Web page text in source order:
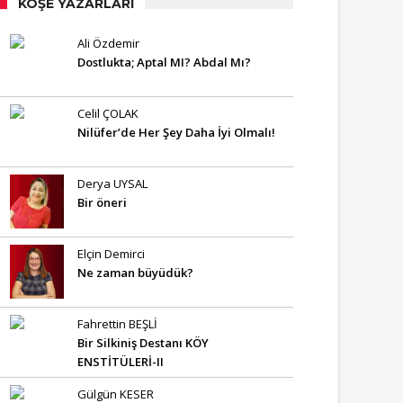
KÖŞE YAZARLARI
Ali Özdemir
Dostlukta; Aptal MI? Abdal Mı?
Celil ÇOLAK
Nilüfer’de Her Şey Daha İyi Olmalı!
Derya UYSAL
Bir öneri
Elçin Demirci
Ne zaman büyüdük?
Fahrettin BEŞLİ
Bir Silkiniş Destanı KÖY
ENSTİTÜLERİ-II
Gülgün KESER